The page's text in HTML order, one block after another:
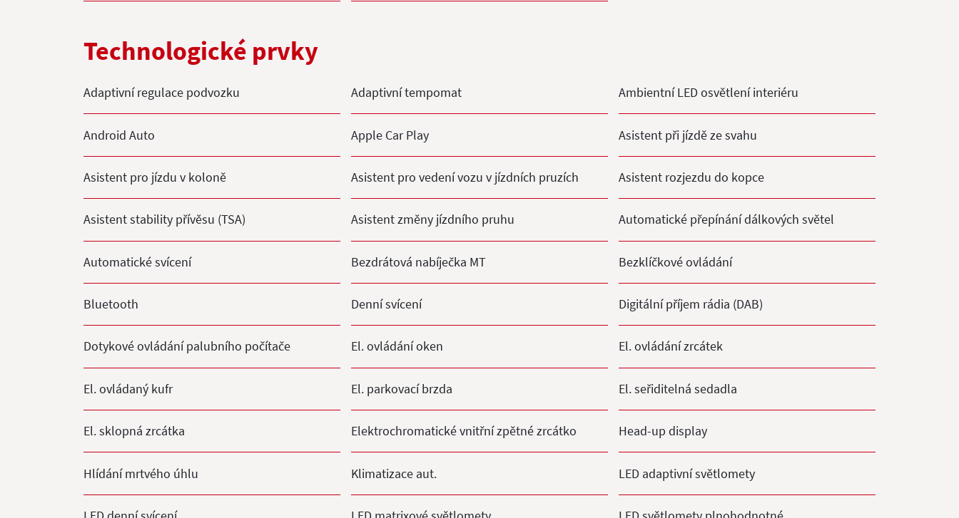
Technologické prvky
Adaptivní regulace podvozku Adaptivní tempomat Ambientní LED osvětlení interiéru
Android Auto Apple Car Play Asistent při jízdě ze svahu
Asistent pro jízdu v koloně Asistent pro vedení vozu v jízdních pruzích Asistent rozjezdu do kopce
Asistent stability přívěsu (TSA) Asistent změny jízdního pruhu Automatické přepínání dálkových světel
Automatické svícení Bezdrátová nabíječka MT Bezklíčkové ovládání
Bluetooth Denní svícení Digitální příjem rádia (DAB)
Dotykové ovládání palubního počítače El. ovládání oken El. ovládání zrcátek
El. ovládaný kufr El. parkovací brzda El. seřiditelná sedadla
El. sklopná zrcátka Elektrochromatické vnitřní zpětné zrcátko Head-up display
Hlídání mrtvého úhlu Klimatizace aut. LED adaptivní světlomety